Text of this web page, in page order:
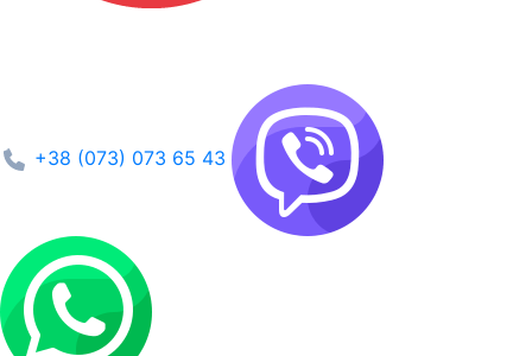
+38 (073) 073 65 43